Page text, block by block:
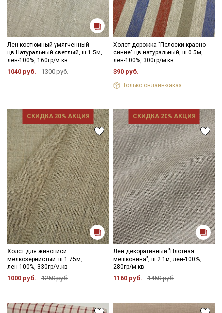
Лен костюмный умягченный
цв.Натуральный светлый, ш.1.5м,
лен-100%, 160гр/м.кв
1040 руб. 1300 руб.
Холст-дорожка "Полоски красно-
синие" цв.натуральный, ш.0.5м,
лен-100%, 300гр/м.кв
390 руб.
Только онлайн-заказ
СКИДКА 20% АКЦИЯ
Холст для живописи
мелкозернистый, ш.1.75м,
лен-100%, 330гр/м.кв
1000 руб. 1250 руб.
СКИДКА 20% АКЦИЯ
Лен декоративный "Плотная
мешковина", ш.2.1м, лен-100%,
280гр/м.кв
1160 руб. 1450 руб.